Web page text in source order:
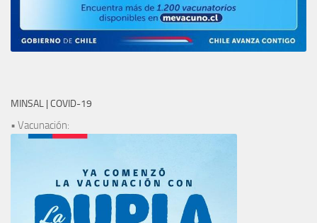
MINSAL | COVID-19
• Vacunación: